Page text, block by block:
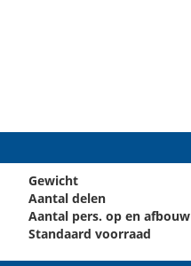
Gewicht
Aantal delen
Aantal pers. op en afbouw
Standaard voorraad